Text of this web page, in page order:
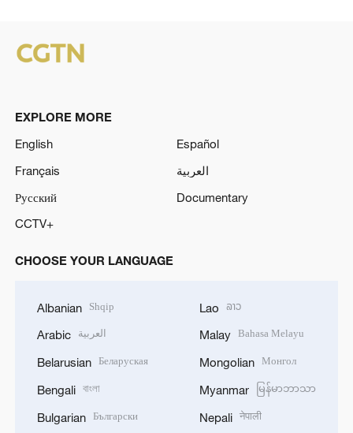
EXPLORE MORE
English
Español
Français
العربية
Русский
Documentary
CCTV+
CHOOSE YOUR LANGUAGE
Albanian Shqip
Arabic العربية
Belarusian Беларуская
Bengali বাংলা
Bulgarian Български
Lao ລາວ
Malay Bahasa Melayu
Mongolian Монгол
Myanmar မြန်မာဘာသာ
Nepali नेपाली